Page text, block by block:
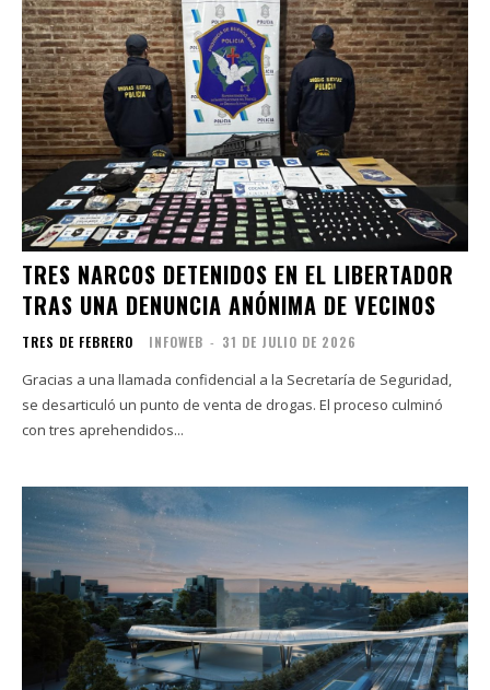
TRES NARCOS DETENIDOS EN EL LIBERTADOR
TRAS UNA DENUNCIA ANÓNIMA DE VECINOS
TRES DE FEBRERO INFOWEB - 31 DE JULIO DE 2026
Gracias a una llamada confidencial a la Secretaría de Seguridad,
se desarticuló un punto de venta de drogas. El proceso culminó
con tres aprehendidos...